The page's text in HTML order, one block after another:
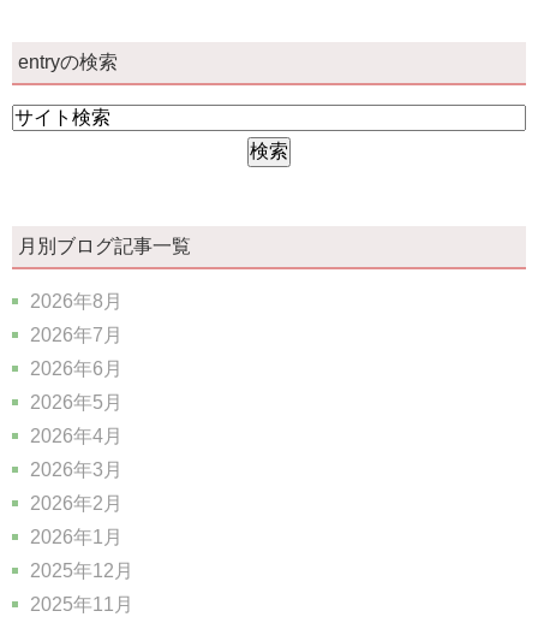
entryの検索
月別ブログ記事一覧
2026年8月
2026年7月
2026年6月
2026年5月
2026年4月
2026年3月
2026年2月
2026年1月
2025年12月
2025年11月